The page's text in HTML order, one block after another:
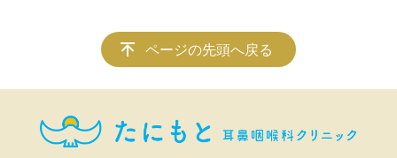
ページの先頭へ戻る